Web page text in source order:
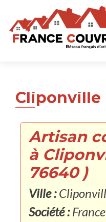
Cliponville
Artisan
à
76640 )
Ville :
Société :